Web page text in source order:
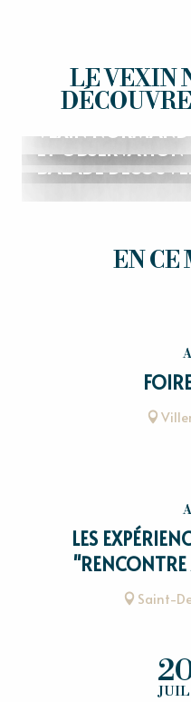
LE VEXIN
LES DIMANCHES
VEXIN NORMAND
15
AOÛT
ET OBSERVATION
26
AOÛT
BALADE
EN CE
LES
"RENCONTRE
Saint-